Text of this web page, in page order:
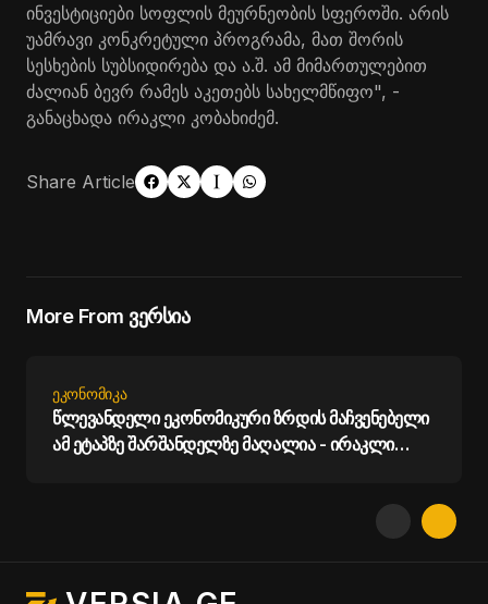
ინვესტიციები სოფლის მეურნეობის სფეროში. არის
უამრავი კონკრეტული პროგრამა, მათ შორის
სესხების სუბსიდირება და ა.შ. ამ მიმართულებით
ძალიან ბევრ რამეს აკეთებს სახელმწიფო", -
განაცხადა ირაკლი კობახიძემ.
Share Article
More From ვერსია
ᲔᲙᲝᲜᲝᲛᲘᲙᲐ
წლევანდელი ეკონომიკური ზრდის მაჩვენებელი
ამ ეტაპზე შარშანდელზე მაღალია - ირაკლი